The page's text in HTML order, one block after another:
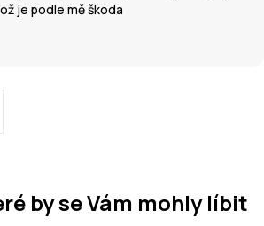
je podle mě škoda
by se Vám mohly líbit